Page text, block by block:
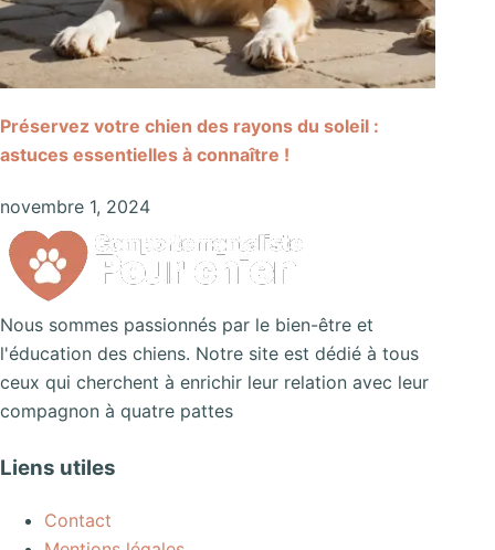
Préservez votre chien des rayons du soleil :
astuces essentielles à connaître !
novembre 1, 2024
Nous sommes passionnés par le bien-être et
l'éducation des chiens. Notre site est dédié à tous
ceux qui cherchent à enrichir leur relation avec leur
compagnon à quatre pattes
Liens utiles
Contact